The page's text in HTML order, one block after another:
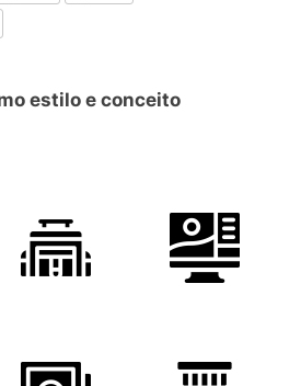
estilo e conceito